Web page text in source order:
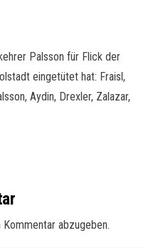
Palsson für Flick der
eingetütet hat: Fraisl,
Aydin, Drexler, Zalazar,
Kommentar abzugeben.